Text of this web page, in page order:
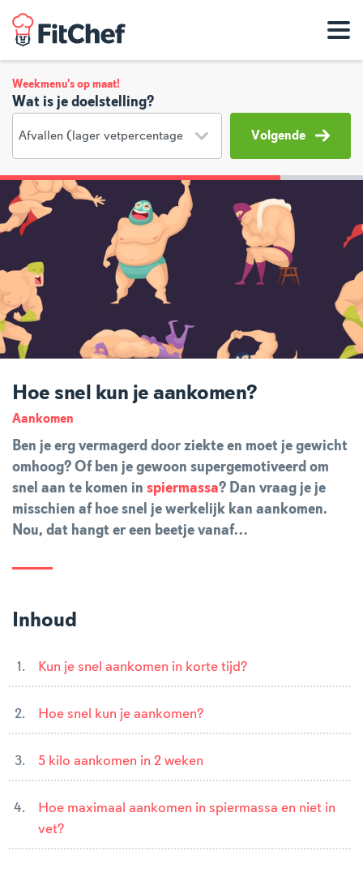
Weekmenu's op maat!
Wat is je doelstelling?
Volgende
Hoe snel kun je aankomen?
Aankomen
Ben je erg vermagerd door ziekte en moet je gewicht
omhoog? Of ben je gewoon supergemotiveerd om
snel aan te komen in spiermassa? Dan vraag je je
misschien af hoe snel je werkelijk kan aankomen.
Nou, dat hangt er een beetje vanaf…
Inhoud
Kun je snel aankomen in korte tijd?
Hoe snel kun je aankomen?
5 kilo aankomen in 2 weken
Hoe maximaal aankomen in spiermassa en niet in
vet?